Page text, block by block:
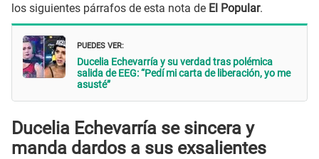
los siguientes párrafos de esta nota de El Popular.
PUEDES VER:
Ducelia Echevarría y su verdad tras polémica
salida de EEG: “Pedí mi carta de liberación, yo me
asusté”
Ducelia Echevarría se sincera y
manda dardos a sus exsalientes